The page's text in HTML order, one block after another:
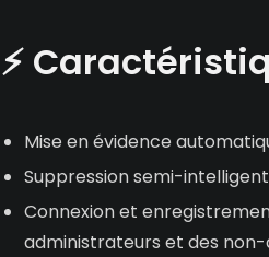
⚡
Mise en évidence
Suppression semi-
Connexion et
administrateurs et des